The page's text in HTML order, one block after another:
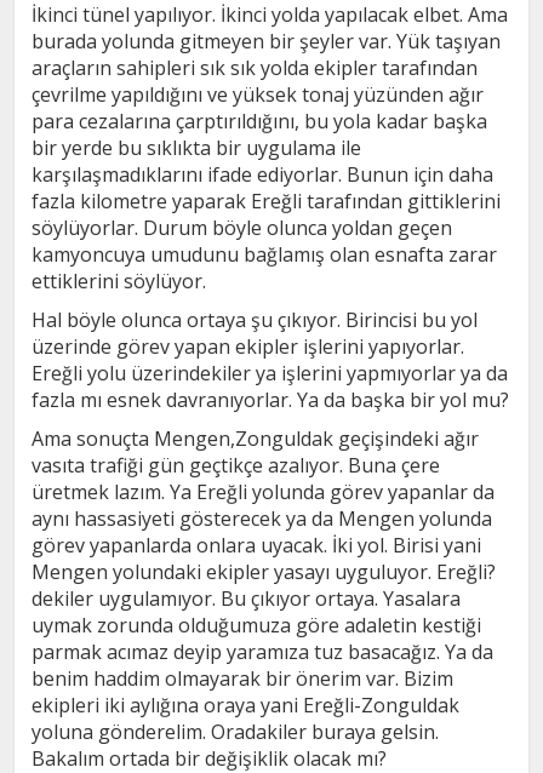
İkinci tünel yapılıyor. İkinci yolda yapılacak elbet. Ama
burada yolunda gitmeyen bir şeyler var. Yük taşıyan
araçların sahipleri sık sık yolda ekipler tarafından
çevrilme yapıldığını ve yüksek tonaj yüzünden ağır
para cezalarına çarptırıldığını, bu yola kadar başka
bir yerde bu sıklıkta bir uygulama ile
karşılaşmadıklarını ifade ediyorlar. Bunun için daha
fazla kilometre yaparak Ereğli tarafından gittiklerini
söylüyorlar. Durum böyle olunca yoldan geçen
kamyoncuya umudunu bağlamış olan esnafta zarar
ettiklerini söylüyor.
Hal böyle olunca ortaya şu çıkıyor. Birincisi bu yol
üzerinde görev yapan ekipler işlerini yapıyorlar.
Ereğli yolu üzerindekiler ya işlerini yapmıyorlar ya da
fazla mı esnek davranıyorlar. Ya da başka bir yol mu?
Ama sonuçta Mengen,Zonguldak geçişindeki ağır
vasıta trafiği gün geçtikçe azalıyor. Buna çere
üretmek lazım. Ya Ereğli yolunda görev yapanlar da
aynı hassasiyeti gösterecek ya da Mengen yolunda
görev yapanlarda onlara uyacak. İki yol. Birisi yani
Mengen yolundaki ekipler yasayı uyguluyor. Ereğli?
dekiler uygulamıyor. Bu çıkıyor ortaya. Yasalara
uymak zorunda olduğumuza göre adaletin kestiği
parmak acımaz deyip yaramıza tuz basacağız. Ya da
benim haddim olmayarak bir önerim var. Bizim
ekipleri iki aylığına oraya yani Ereğli-Zonguldak
yoluna gönderelim. Oradakiler buraya gelsin.
Bakalım ortada bir değişiklik olacak mı?